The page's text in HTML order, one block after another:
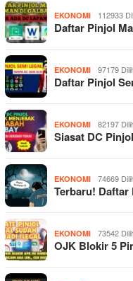
EKONOMI 112933
Daftar Pinjol
EKONOMI 97179
Daftar Pinjol
EKONOMI 82197
Siasat DC
EKONOMI 74669
Terbaru!
EKONOMI 73542
OJK Blokir 5